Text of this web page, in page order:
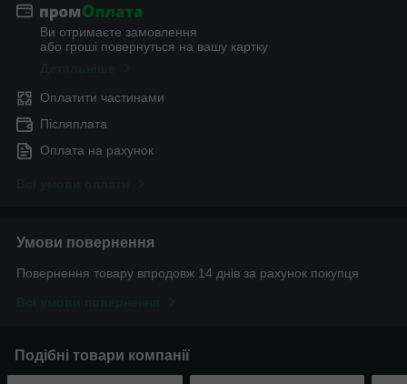
Ви отримаєте замовлення
або гроші повернуться на вашу картку
Оплатити частинами
Післяплата
Оплата на рахунок
Умови повернення
Повернення товару впродовж 14 днів за рахунок покупця
Подібні товари компанії